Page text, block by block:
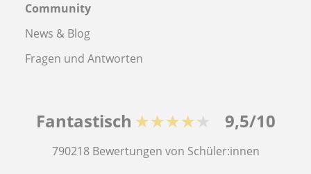
Community
News & Blog
Fragen und Antworten
Fantastisch ★★★★★ 9,5/10
790218 Bewertungen von Schüler:innen